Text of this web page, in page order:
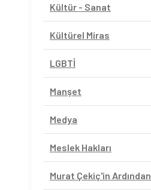
Kültür - Sanat
Kültürel Miras
LGBTİ
Manşet
Medya
Meslek Hakları
Murat Çekiç'in Ardından